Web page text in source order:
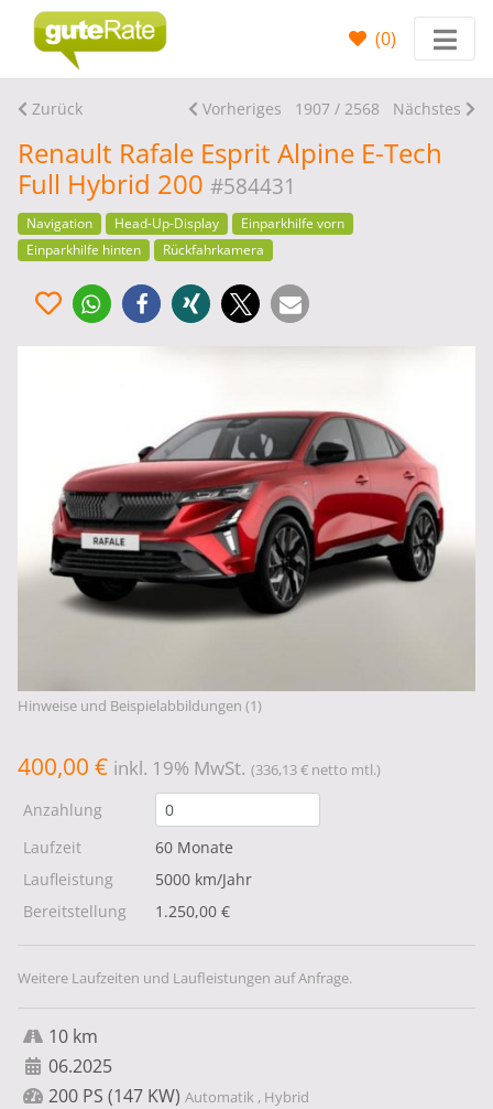
(0)
Zurück Vorheriges 1907 / 2568 Nächstes
Renault Rafale Esprit Alpine E-Tech
Full Hybrid 200 #584431
Navigation Head-Up-Display
Einparkhilfe vorn
Einparkhilfe hinten
Rückfahrkamera
Hinweise und Beispielabbildungen (1)
400,00 € inkl. 19% MwSt. (336,13 € netto mtl.)
Anzahlung
Laufzeit
60 Monate
Laufleistung
5000 km/Jahr
Bereitstellung
1.250,00 €
Weitere Laufzeiten und Laufleistungen auf Anfrage.
10 km
06.2025
200 PS (147 KW) Automatik , Hybrid